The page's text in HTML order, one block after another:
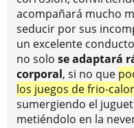
acompañará mucho
seducir por sus
un excelente
no solo se adaptará
corporal, si no que
los juegos de frio-calor
sumergiendo el
metiéndolo en la